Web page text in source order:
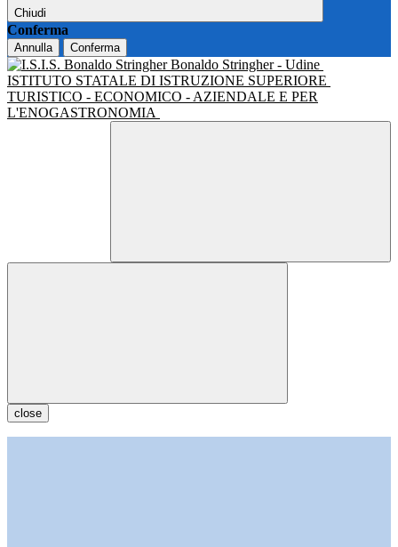
Chiudi
Conferma
Annulla Conferma
Bonaldo Stringher - Udine
ISTITUTO STATALE DI ISTRUZIONE SUPERIORE
TURISTICO - ECONOMICO - AZIENDALE E PER
L'ENOGASTRONOMIA
close